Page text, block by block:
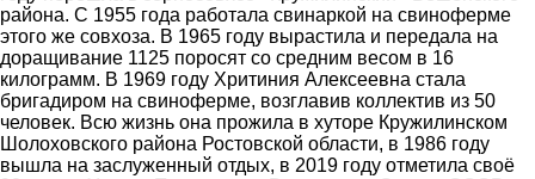
района. С 1955 года работала свинаркой на свиноферме
этого же совхоза. В 1965 году вырастила и передала на
доращивание 1125 поросят со средним весом в 16
килограмм. В 1969 году Хритиния Алексеевна стала
бригадиром на свиноферме, возглавив коллектив из 50
человек. Всю жизнь она прожила в хуторе Кружилинском
Шолоховского района Ростовской области, в 1986 году
вышла на заслуженный отдых, в 2019 году отметила своё